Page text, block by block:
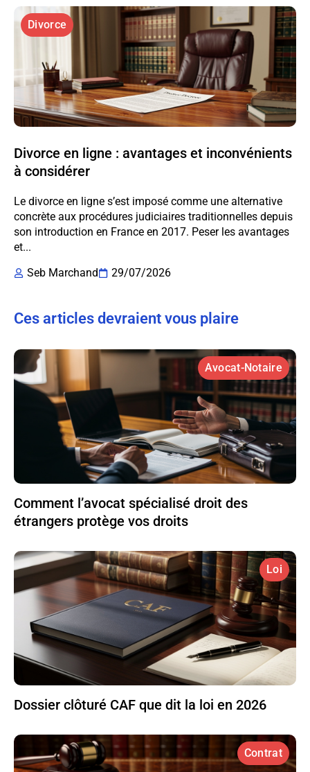
Divorce
Divorce en ligne : avantages et inconvénients
à considérer
Le divorce en ligne s’est imposé comme une alternative
concrète aux procédures judiciaires traditionnelles depuis
son introduction en France en 2017. Peser les avantages
et...
Seb Marchand
29/07/2026
Ces articles devraient vous plaire
Avocat-Notaire
Comment l’avocat spécialisé droit des
étrangers protège vos droits
Loi
Dossier clôturé CAF que dit la loi en 2026
Contrat